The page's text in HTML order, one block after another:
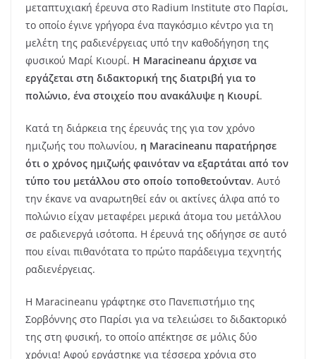
μεταπτυχιακή έρευνα στο Radium Institute στο Παρίσι,
το οποίο έγινε γρήγορα ένα παγκόσμιο κέντρο για τη
μελέτη της ραδιενέργειας υπό την καθοδήγηση της
φυσικού Μαρί Κιουρί. Η Maracineanu άρχισε να
εργάζεται στη διδακτορική της διατριβή για το
πολώνιο, ένα στοιχείο που ανακάλυψε η Κιουρί.
Κατά τη διάρκεια της έρευνάς της για τον χρόνο
ημιζωής του πολωνίου, η Maracineanu παρατήρησε
ότι ο χρόνος ημιζωής φαινόταν να εξαρτάται από τον
τύπο του μετάλλου στο οποίο τοποθετούνταν. Αυτό
την έκανε να αναρωτηθεί εάν οι ακτίνες άλφα από το
πολώνιο είχαν μεταφέρει μερικά άτομα του μετάλλου
σε ραδιενεργά ισότοπα. Η έρευνά της οδήγησε σε αυτό
που είναι πιθανότατα το πρώτο παράδειγμα τεχνητής
ραδιενέργειας.
Η Maracineanu γράφτηκε στο Πανεπιστήμιο της
Σορβόννης στο Παρίσι για να τελειώσει το διδακτορικό
της στη φυσική, το οποίο απέκτησε σε μόλις δύο
χρόνια! Αφού εργάστηκε για τέσσερα χρόνια στο